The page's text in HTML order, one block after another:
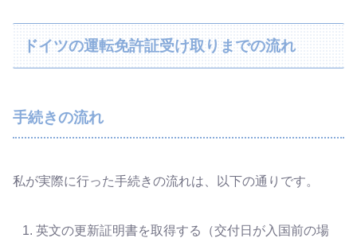
ドイツの運転免許証受け取りまでの流れ
手続きの流れ
私が実際に行った手続きの流れは、以下の通りです。
英文の更新証明書を取得する（交付日が入国前の場